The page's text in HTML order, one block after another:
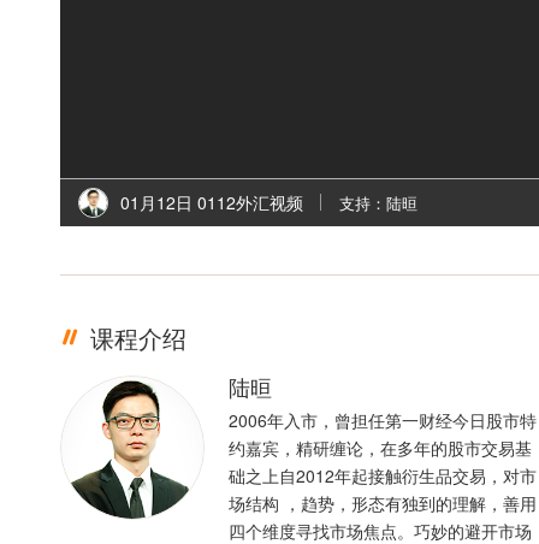
01月12日 0112外汇视频 支持：陆晅
课程介绍
陆晅
2006年入市，曾担任第一财经今日股市特
约嘉宾，精研缠论，在多年的股市交易基
础之上自2012年起接触衍生品交易，对市
场结构 ，趋势，形态有独到的理解，善用
四个维度寻找市场焦点。巧妙的避开市场